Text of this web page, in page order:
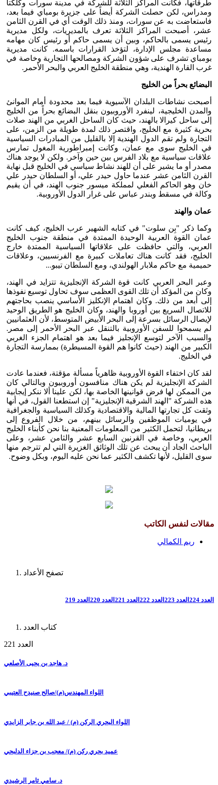
طرقاتها، فكانت المراكز الثلاثة للشركة في مدينة سورات وكلكتا
ومدراس، لكن حصلت الشركة أيضاً على جزيرة بومباي فيما بعد،
فاستعاضت به عن سورات، ومنذ ذلك الوقت أي في القرن الثامن
عشر، أصبحت المراكز الثلاثة تعرف بالمديريات، ولكل مديرية
رئيس يسمى بالحاكم، وبين أن يسمى حاكم أو رئيس كان مهامه
مساعدة مجلس الإدارة، لتؤخذ القرارات باسمه. كانت مديرية
بومباي تشرف على شؤون الشركة ومصالحها التجارية وخاصة في
غرب القارة الهندية، وهي منطقة الخليج العربي والبحر الأحمر.
البضائع بحراً من الخليج
أصبحت نشاطات البلدان الآسيوية فيما بعد محدودة أمام الموانئ
والمدن الخليجية، لينفرد الأوروبيون بنقل البضائع بحراً من الخليج
إلى ساحل كيرالا بالهند، حيث كان الساحل الغربي من الهند صلات
بحرية كثيرة مع الخليج، واقتصر ذلك لمدة طويلة من الزمن، على
التجارة ولم تقم الدول الهندية إلا بالقليل من المبادرات السياسية
في الخليج سوى مع عمان، وكانت إمبراطورية المغول تمارس
علاقات سياسية مع بلاد الفرس بين حين وآخر. ولكن لا يوجد هناك
مصدر أو ما يشير على أن للهند نشاط سياسي في الخليج قبل نهاية
القرن الثامن عشر عندما حاول حيدر علي، أو السلطان حيدر علي
خان وهو الحاكم الفعلي لمملكة ميسور جنوب الهند، في أن يقيم
وكالة في مسقط وبندر عباس على غرار الدول الأوروبية.
عمان والهند
وكما ذكر "بِن سلوت" في كتابه الشهير عرب الخليج، كيف كانت
عمان القوة العربية الوحيدة الممتدة في منطقة جنوب الخليج
العربي، والتي حافظت على علاقاتها السياسية الممتدة خارج
الخليج، فقد كانت هناك تعاملات كبيرة مع الفرنسيين، وعلاقات
حميمية مع حاكم ملابار الهولندي، ومع السلطان تيبو...
وعبر البحر العربي كانت قوة الشركة الإنجليزية تتزايد في الهند،
وكان من المؤكد أن تلك القوى العظمى سوف تحاول توسيع نفوذها
إلى أبعد من ذلك. وكان اهتمام الإنكليز الأساسي ينصب بحاجتهم
للاتصال السريع بين أوروبا والهند، وكان الخليج هو الطريق الوحيد
لإيصال الرسائل بسرعة إلى البحر الأبيض المتوسط، لأن العثمانيين
لم يسمحوا للسفن الأوروبية بالتنقل عبر البحر الأحمر إلى مصر.
والسبب الآخر لتوسع الإنجليز فيما بعد هو اهتمام الجزء الغربي
الكبير من الهند (حيث كانوا هم القوة المسيطرة) بممارسة التجارة
في الخليج.
لقد كان اختفاء القوة الأوروبية ظاهرياً مسألة مؤقتة، فعندما عادت
الشركة الإنجليزية لم يكن هناك منافسون أوروبيون وبالتالي كان
من الممكن لها فرض قوانينها الخاصة بها، لكن علينا ألا ننكر إيجابية
هذه الشركة "الهند الشرقية الإنجليزية" إن استطعنا القول، في أنها
وثقت كل تجارتها المالية والاقتصادية وكذلك السياسية والجغرافية
في يوميات الموظفين والرسائل بينهم، من خلال الفروع إلى
بريطانيا، لتحمل الكثير من المعلومات المعنية بنا نحن كأبناء الخليج
العربي، وخاصة في القرنين السابع عشر والثامن عشر، وعلى
الباحث الجاد أن يبحث عن تلك الوثائق الغزيرة التي لم تترجم منها
سوى القليل، لأنها تكشف الكثير عما نحن عليه اليوم، وبكل وضوح.
مقالات لنفس الكاتب
ريم الكمالي
تصفح الأعداد
العدد 224 العدد 223 العدد 222 العدد 221 العدد 220 العدد 219
كتاب العدد
العدد 221
د. هاجد بن يحيى الأصلعي
اللواء المهندس(م)/صالح صنيدح العتيبي
اللواء البحري الركن (م) / عبد الله بن جابر الزايدي
عميد بحري ركن (م)/ معجب بن جزاء الدلبحي
د. سامي ثامر الرشيدي